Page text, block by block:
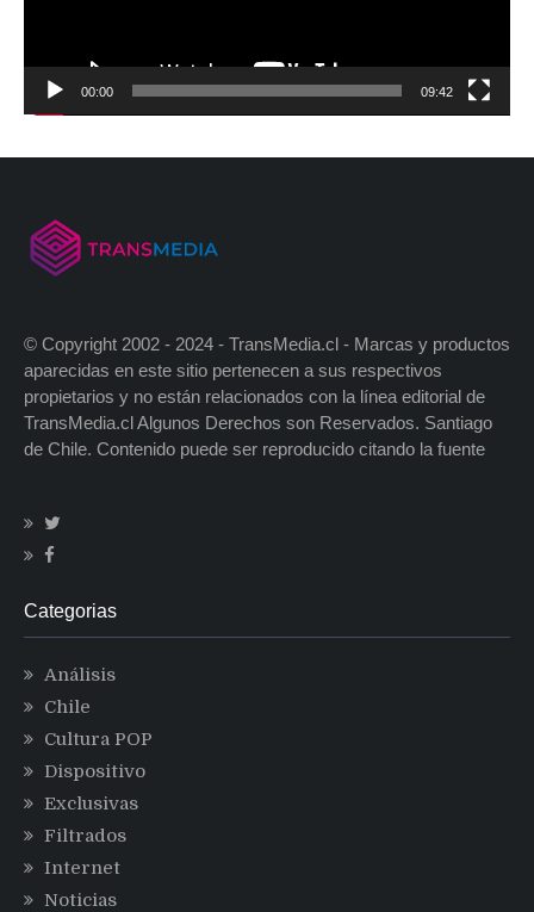
00:00 09:42
© Copyright 2002 - 2024 - TransMedia.cl - Marcas y productos
aparecidas en este sitio pertenecen a sus respectivos
propietarios y no están relacionados con la línea editorial de
TransMedia.cl Algunos Derechos son Reservados. Santiago
de Chile. Contenido puede ser reproducido citando la fuente
Categorias
Análisis
Chile
Cultura POP
Dispositivo
Exclusivas
Filtrados
Internet
Noticias